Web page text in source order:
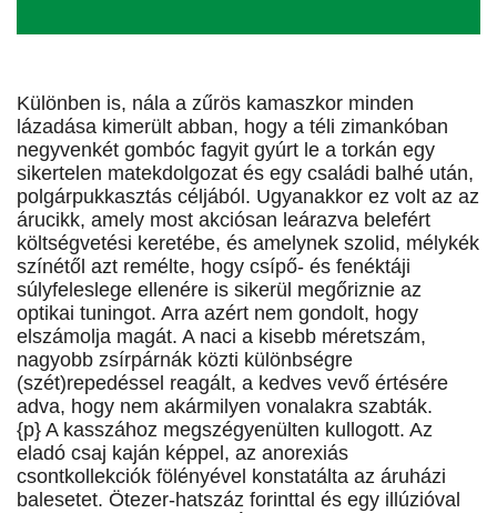
Különben is, nála a zűrös kamaszkor minden
lázadása kimerült abban, hogy a téli zimankóban
negyvenkét gombóc fagyit gyúrt le a torkán egy
sikertelen matekdolgozat és egy családi balhé után,
polgárpukkasztás céljából. Ugyanakkor ez volt az az
árucikk, amely most akciósan leárazva belefért
költségvetési keretébe, és amelynek szolid, mélykék
színétől azt remélte, hogy csípő- és fenéktáji
súlyfeleslege ellenére is sikerül megőriznie az
optikai tuningot. Arra azért nem gondolt, hogy
elszámolja magát. A naci a kisebb méretszám,
nagyobb zsírpárnák közti különbségre
(szét)repedéssel reagált, a kedves vevő értésére
adva, hogy nem akármilyen vonalakra szabták.
{p} A kasszához megszégyenülten kullogott. Az
eladó csaj kaján képpel, az anorexiás
csontkollekciók fölényével konstatálta az áruházi
balesetet. Ötezer-hatszáz forinttal és egy illúzióval